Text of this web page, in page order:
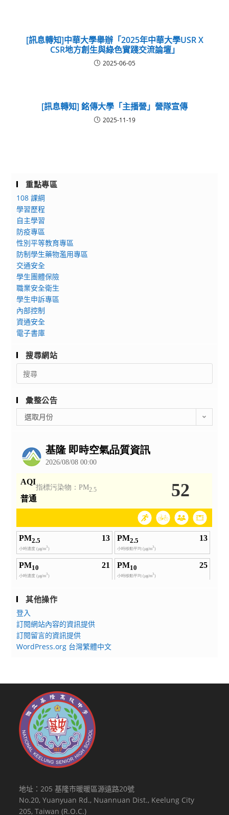
[訊息轉知]中華大學舉辦「2025年中華大學USR X
CSR地方創生與綠色實踐交流論壇」
2025-06-05
[訊息轉知] 銘傳大學「主播營」營隊宣傳
2025-11-19
重點專區
108 課綱
學習歷程
自主學習
防疫專區
性別平等教育專區
防制學生藥物濫用專區
交通安全
學生團體保險
職業安全衛生
學生申訴專區
內部控制
資通安全
電子書庫
搜尋網站
Search
for:
彙整公告
整
選取月份
其他操作
登入
訂閱網站內容的資訊提供
訂閱留言的資訊提供
WordPress.org 台灣繁體中文
地址：205 基隆市暖暖區源遠路20號
No.20, Yuanyuan Rd., Nuannuan Dist., Keelung City
205, Taiwan (R.O.C.)